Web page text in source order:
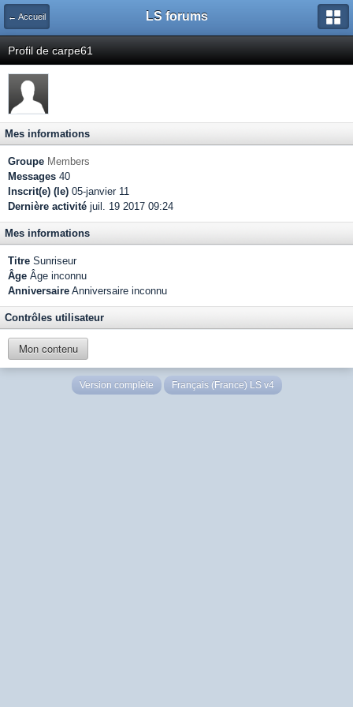
← Accueil LS forums
Profil de carpe61
Mes informations
Groupe Members
Messages 40
Inscrit(e) (le) 05-janvier 11
Dernière activité juil. 19 2017 09:24
Mes informations
Titre Sunriseur
Âge Âge inconnu
Anniversaire Anniversaire inconnu
Contrôles utilisateur
Mon contenu
Version complète Français (France) LS v4